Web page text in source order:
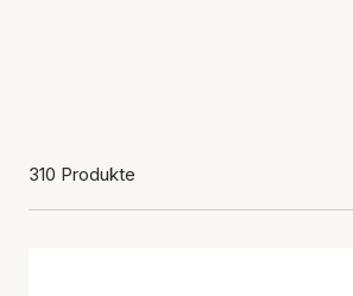
310 Produkte